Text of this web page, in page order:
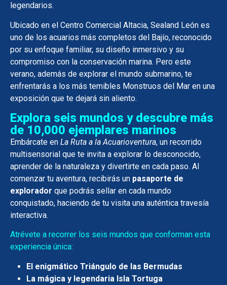
legendarios.
Ubicado en el Centro Comercial Altacia, Sealand León es
uno de los acuarios más completos del Bajío, reconocido
por su enfoque familiar, su diseño inmersivo y su
compromiso con la conservación marina. Pero este
verano, además de explorar el mundo submarino, te
enfrentarás a los más temibles Monstruos del Mar en una
exposición que te dejará sin aliento.
Explora seis mundos y descubre más
de 10,000 ejemplares marinos
Embárcate en La Ruta a la Acuarioventura, un recorrido
multisensorial que te invita a explorar lo desconocido,
aprender de la naturaleza y divertirte en cada paso. Al
comenzar tu aventura, recibirás un pasaporte de
explorador que podrás sellar en cada mundo
conquistado, haciendo de tu visita una auténtica travesía
interactiva.
Atrévete a recorrer los seis mundos que conforman esta
experiencia única:
El enigmático Triángulo de las Bermudas
La mágica y legendaria Isla Tortuga